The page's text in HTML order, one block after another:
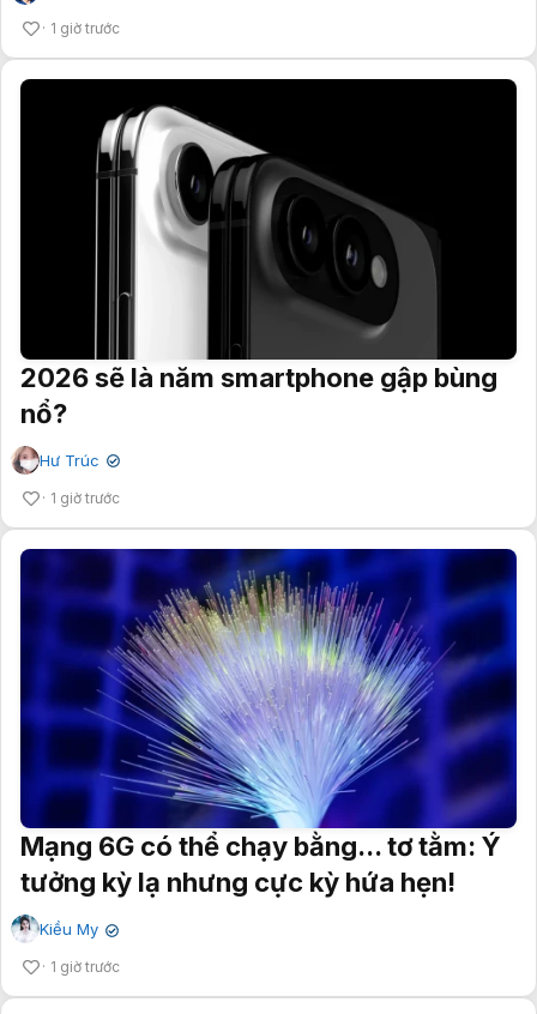
1 giờ trước
2026 sẽ là năm smartphone gập bùng
nổ?
Hư Trúc ✔
1 giờ trước
Mạng 6G có thể chạy bằng... tơ tằm: Ý
tưởng kỳ lạ nhưng cực kỳ hứa hẹn!
Kiều My ✔
1 giờ trước